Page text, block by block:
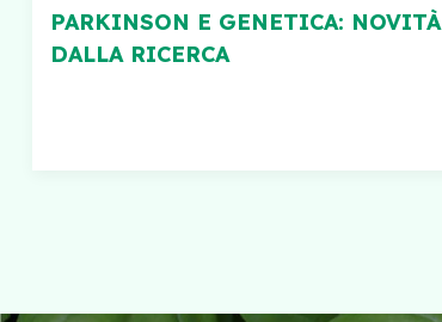
PARKINSON E GENETICA: NOVITÀ
DALLA RICERCA